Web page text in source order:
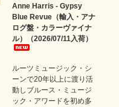
Anne Harris - Gypsy
Blue Revue（輸入・アナ
ログ盤・カラーヴァイナ
ル）（2026/07/11入荷）
ルーツミュージック・シ
ーンで20年以上に渡り活
動しブルース・ミュージ
ック・アワードを初め多